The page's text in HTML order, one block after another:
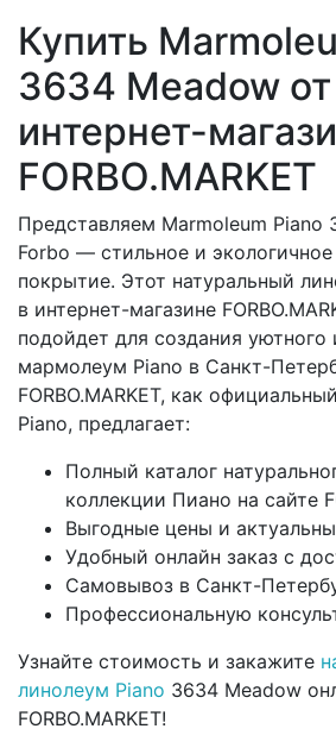
Купить
3634 Meadow
интернет-
FORBO.MARKET
Представляем Marmoleum Piano
Forbo — стильное и
покрытие. Этот натуральный
в интернет-магазине
подойдет для создания
мармолеум Piano в Санкт-
FORBO.MARKET, как
Piano, предлагает:
Полный каталог
коллекции Пиано на сайте
Выгодные цены и
Удобный онлайн заказ с
Самовывоз в Санкт-
Профессиональную
Узнайте стоимость и закажите
линолеум Piano 3634 Meadow
FORBO.MARKET!